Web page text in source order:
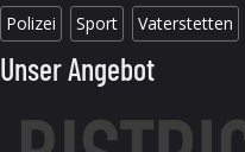
Polizei Sport Vaterstetten
Unser Angebot